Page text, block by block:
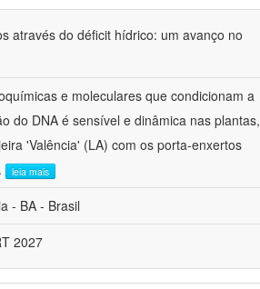
através do déficit hídrico: um avanço no
e moleculares que condicionam a
do DNA é sensível e dinâmica nas plantas,
'Valência' (LA) com os porta-enxertos
leia mais
- BA - Brasil
2027